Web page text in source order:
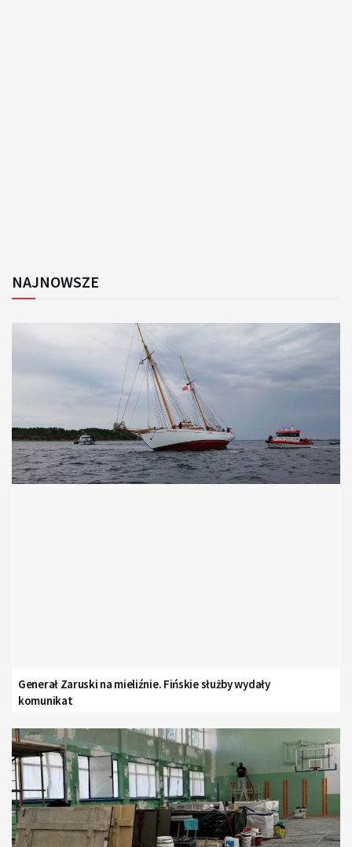
NAJNOWSZE
Generał Zaruski na mieliźnie. Fińskie służby wydały
komunikat